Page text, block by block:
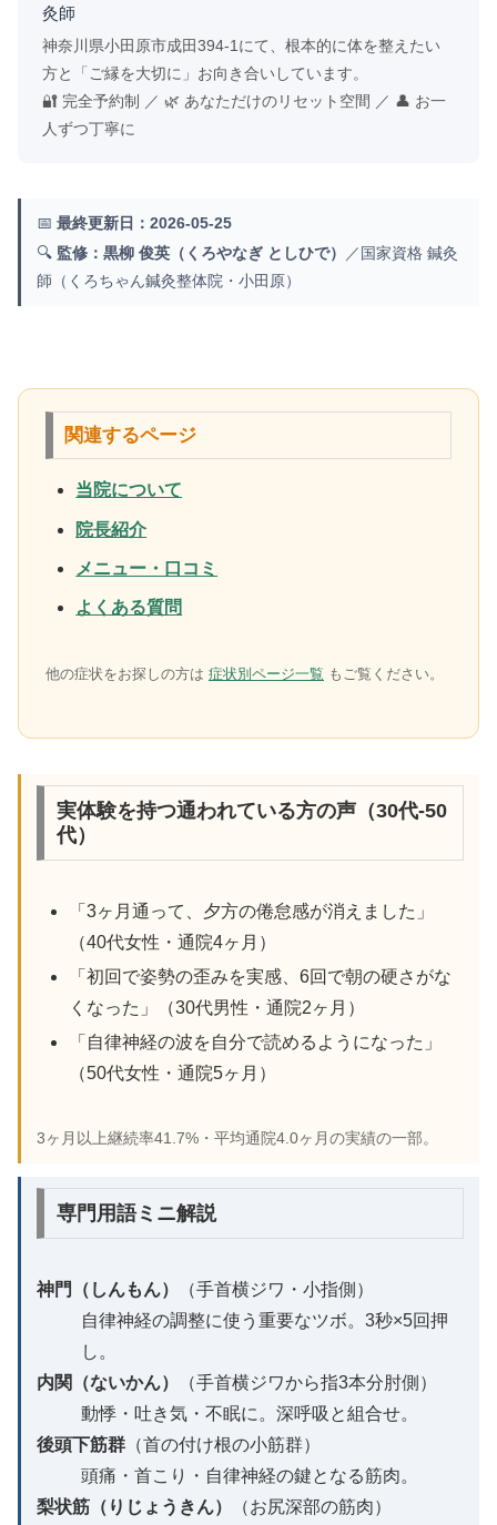
灸師
神奈川県小田原市成田394-1にて、根本的に体を整えたい
方と「ご縁を大切に」お向き合いしています。
🔐 完全予約制 ／ 🌿 あなただけのリセット空間 ／ 👤 お一
人ずつ丁寧に
📅 最終更新日：2026-05-25
🔍 監修：黒柳 俊英（くろやなぎ としひで）
／国家資格 鍼灸
師（くろちゃん鍼灸整体院・小田原）
関連するページ
当院について
院長紹介
メニュー・口コミ
よくある質問
他の症状をお探しの方は 症状別ページ一覧 もご覧ください。
実体験を持つ通われている方の声（30代-50
代）
「3ヶ月通って、夕方の倦怠感が消えました」
（40代女性・通院4ヶ月）
「初回で姿勢の歪みを実感、6回で朝の硬さがな
くなった」（30代男性・通院2ヶ月）
「自律神経の波を自分で読めるようになった」
（50代女性・通院5ヶ月）
3ヶ月以上継続率41.7%・平均通院4.0ヶ月の実績の一部。
専門用語ミニ解説
神門（しんもん）
（手首横ジワ・小指側）
自律神経の調整に使う重要なツボ。3秒×5回押
し。
内関（ないかん）
（手首横ジワから指3本分肘側）
動悸・吐き気・不眠に。深呼吸と組合せ。
後頭下筋群 （首の付け根の小筋群）
頭痛・首こり・自律神経の鍵となる筋肉。
梨状筋（りじょうきん）
（お尻深部の筋肉）